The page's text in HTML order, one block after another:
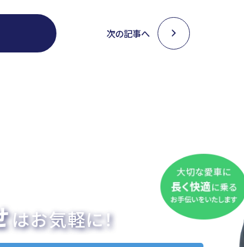
次の記事へ
はお気軽に！